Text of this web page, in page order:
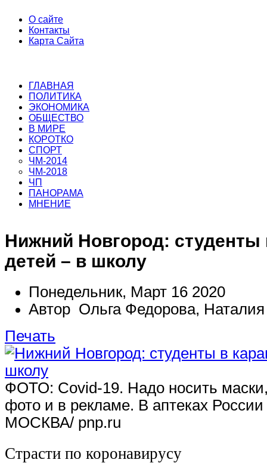
О сайте
Контакты
Карта Сайта
ГЛАВНАЯ
ПОЛИТИКА
ЭКОНОМИКА
ОБЩЕСТВО
В МИРЕ
КОРОТКО
СПОРТ
ЧМ-2014
ЧМ-2018
ЧП
ПАНОРАМА
МНЕНИЕ
Нижний Новгород: студенты
детей – в школу
Понедельник, Март 16 2020
Автор Ольга Федорова,
Печать
ФОТО: Covid-19. Надо носить
фото и в рекламе. В аптеках
МОСКВА/ pnp.ru
Страсти по коронавирусу